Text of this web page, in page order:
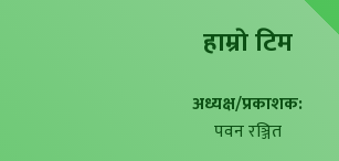
हाम्राे टिम
अध्यक्ष/प्रकाशक:
पवन रञ्जित